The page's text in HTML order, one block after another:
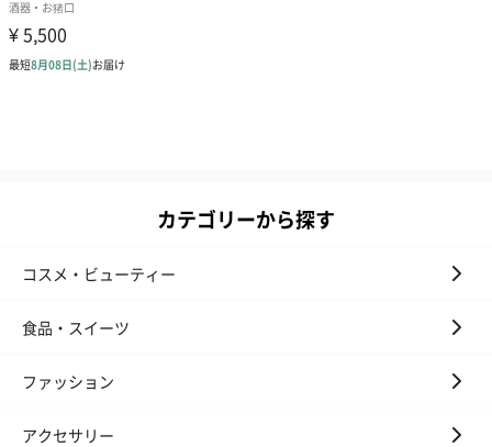
カテゴリーから探す
コスメ・ビューティー
食品・スイーツ
ファッション
アクセサリー